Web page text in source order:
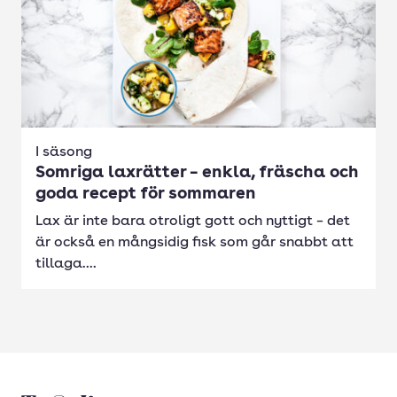
I säsong
Somriga laxrätter – enkla, fräscha och
goda recept för sommaren
Lax är inte bara otroligt gott och nyttigt – det
är också en mångsidig fisk som går snabbt att
tillaga....